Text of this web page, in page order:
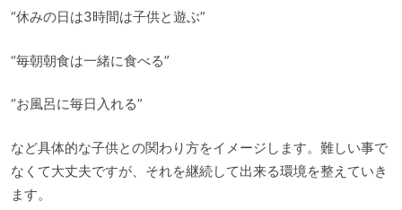
“休みの日は3時間は子供と遊ぶ”
“毎朝朝食は一緒に食べる”
“お風呂に毎日入れる”
など具体的な子供との関わり方をイメージします。難しい事で
なくて大丈夫ですが、それを継続して出来る環境を整えていき
ます。